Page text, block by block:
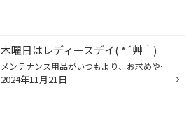
木曜日はレディースデイ( *´艸｀)
メンテナンス用品がいつもより、お求めやすくなっております！ タイヤの空気圧の補充も重要な点検ですので、点検だけでも是非お越しください。 ・エンジンオイル 交換目安「3000km」 ・オートマチックオイル 交換目安「1～2万km」 交換量で違います。 ・バッテリー 交換目安「2～3年」 ...
2024年11月21日